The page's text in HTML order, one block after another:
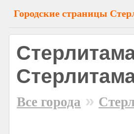
Городские страницы
Все города »